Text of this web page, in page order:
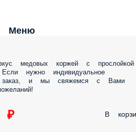
Меню
медовых коржей с прослойкой
нужно индивидуальное
заказ, и мы свяжемся с Вами
В